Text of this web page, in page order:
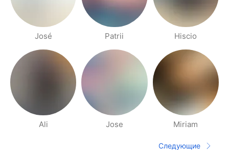
José Patrii Hiscio
Ali Jose Miriam
Следующие